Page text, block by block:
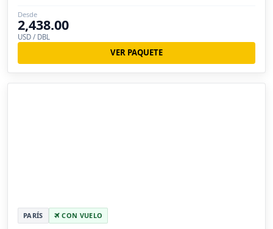
Desde
2,438.00
USD / DBL
VER PAQUETE
PARÍS CON VUELO